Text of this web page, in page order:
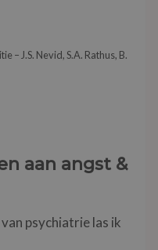
– J.S. Nevid, S.A. Rathus, B.
aan angst &
psychiatrie las ik